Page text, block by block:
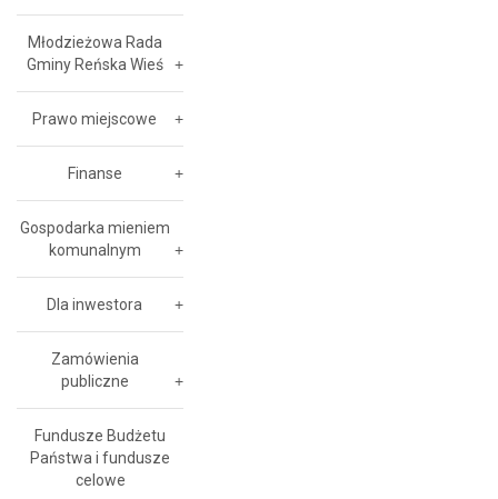
Młodzieżowa Rada
Gminy Reńska Wieś
Prawo miejscowe
Finanse
Gospodarka mieniem
komunalnym
Dla inwestora
Zamówienia
publiczne
Fundusze Budżetu
Państwa i fundusze
celowe